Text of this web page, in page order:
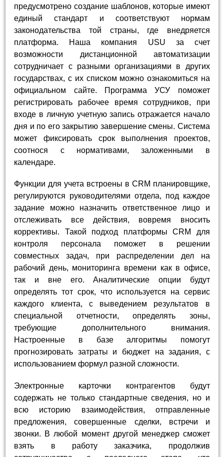
предусмотрено создание шаблонов, которые имеют
единый стандарт и соответствуют нормам
законодательства той страны, где внедряется
платформа. Наша компания USU за счет
возможности дистанционной автоматизации
сотрудничает с разными организациями в других
государствах, с их списком можно ознакомиться на
официальном сайте. Программа УСУ поможет
регистрировать рабочее время сотрудников, при
входе в личную учетную запись отражается начало
дня и по его закрытию завершение смены. Система
может фиксировать срок выполнения проектов,
соотнося с нормативами, заложенными в
календаре.
Функции для учета встроены в CRM планировщике,
регулируются руководителями отдела, под каждое
задание можно назначить ответственное лицо и
отслеживать все действия, вовремя вносить
коррективы. Такой подход платформы CRM для
контроля персонала поможет в решении
совместных задач, при распределении дел на
рабочий день, мониторинга времени как в офисе,
так и вне его. Аналитические опции будут
определять тот срок, что используется на сервис
каждого клиента, с выведением результатов в
специальной отчетности, определять зоны,
требующие дополнительного внимания.
Настроенные в базе алгоритмы помогут
прогнозировать затраты и бюджет на задания, с
использованием формул разной сложности.
Электронные карточки контрагентов будут
содержать не только стандартные сведения, но и
всю историю взаимодействия, отправленные
предложения, совершенные сделки, встречи и
звонки. В любой момент другой менеджер сможет
взять в работу заказчика, продолжив